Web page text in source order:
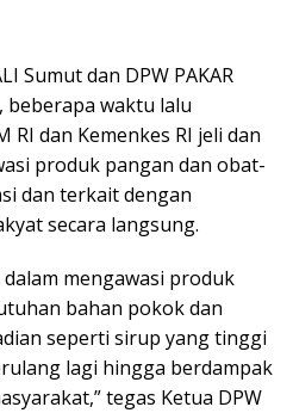
Sumut dan DPW PAKAR
beberapa waktu lalu
RI dan Kemenkes RI jeli dan
produk pangan dan obat-
dan terkait dengan
secara langsung.
mengawasi produk
bahan pokok dan
seperti sirup yang tinggi
lagi hingga berdampak
tegas Ketua DPW